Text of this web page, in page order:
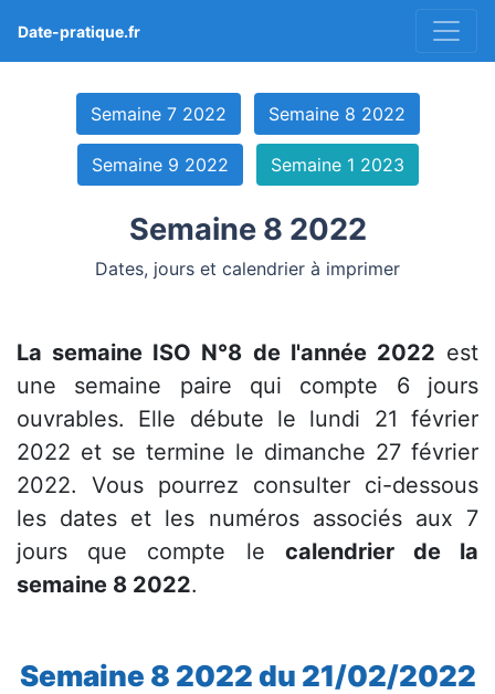
Date-pratique.fr
Semaine 7 2022 Semaine 8 2022
Semaine 9 2022 Semaine 1 2023
Semaine 8 2022
Dates, jours et calendrier à imprimer
La semaine ISO N°8 de l'année 2022 est
une semaine paire qui compte 6 jours
ouvrables. Elle débute le lundi 21 février
2022 et se termine le dimanche 27 février
2022. Vous pourrez consulter ci-dessous
les dates et les numéros associés aux 7
jours que compte le calendrier de la
semaine 8 2022.
Semaine 8 2022 du 21/02/2022